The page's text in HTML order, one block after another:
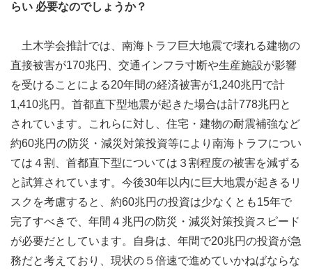
らい 必要なのでしょうか？
土木学会推計では、南海トラフ巨大地震で壊れる建物の
直接被害が170兆円、交通インフラ寸断や生産施設が影響
を受けることによる20年間の経済被害が1,240兆円で計
1,410兆円。首都直下型地震が起きた場合は計778兆円と
されています。これらに対し、住宅・建物の耐震補強など
約60兆円の防災・減災対策投資等により南海トラフについ
ては４割、首都直下型については３割程度の被害を減ずる
と試算されています。今後30年以内に巨大地震が起きるリ
スクを考慮すると、約60兆円の投資は少なくとも15年で
完了すべきで、年間４兆円の防災・減災対策投資スピード
が必要だとしています。自身は、年間で20兆円の投資が急
務だと考えており、現状の５倍速で進めていかねばならな